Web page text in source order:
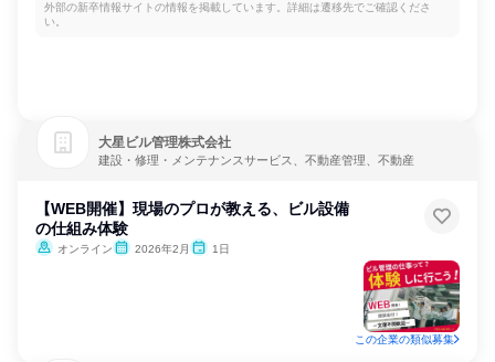
外部の新卒情報サイトの情報を掲載しています。詳細は遷移先でご確認くださ
い。
大星ビル管理株式会社
建設・修理・メンテナンスサービス、不動産管理、不動産
【WEB開催】現場のプロが教える、ビル設備
の仕組み体験
オンライン 2026年2月 1日
この企業の類似募集